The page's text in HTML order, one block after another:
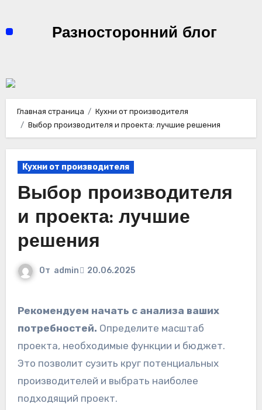
содержимомуРазносторонний блог
Главная страница
Кухни от производителя
Выбор производителя и проекта: лучшие решения
Кухни от производителя
Выбор производителя
и проекта: лучшие
решения
От admin 20.06.2025
Рекомендуем начать с анализа ваших
потребностей. Определите масштаб
проекта, необходимые функции и бюджет.
Это позволит сузить круг потенциальных
производителей и выбрать наиболее
подходящий проект.